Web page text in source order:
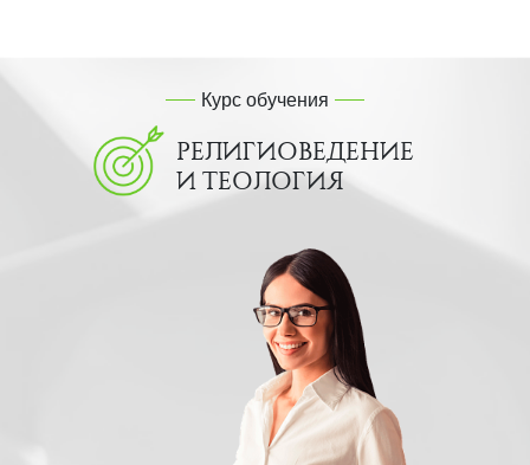
Курс обучения
РЕЛИГИОВЕДЕНИЕ
И ТЕОЛОГИЯ